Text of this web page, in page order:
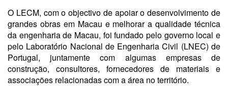
O LECM, com o objectivo de apoiar o desenvolvimento de
grandes obras em Macau e melhorar a qualidade técnica
da engenharia de Macau, foi fundado pelo governo local e
pelo Laboratório Nacional de Engenharia Civil (LNEC) de
Portugal, juntamente com algumas empresas de
construção, consultores, fornecedores de materiais e
associações relacionadas com a área no território.